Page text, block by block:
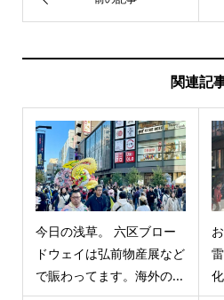
関連記
今日の浅草。 六区ブロー
ドウェイは弘前物産展など
で賑わってます。海外の...